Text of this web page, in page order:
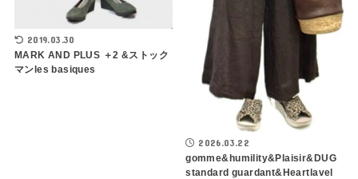
2019.03.30
MARK AND PLUS ＋2 &ストック
マンles basiques
2026.03.22
gomme&humility&Plaisir&DUG
standard guardant&Heartlavel